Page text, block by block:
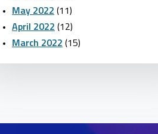
May 2022 (11)
April 2022 (12)
March 2022 (15)